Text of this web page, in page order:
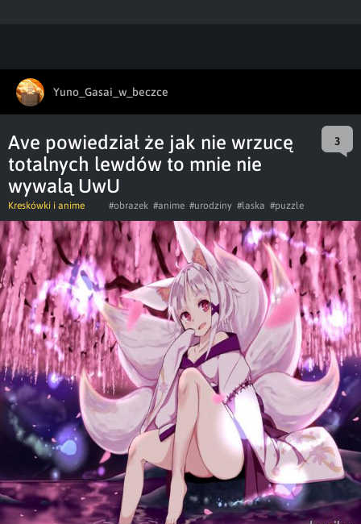
Yuno_Gasai_w_beczce
Ave powiedział że jak nie wrzucę
totalnych lewdów to mnie nie
wywalą UwU
3
Kreskówki i anime #obrazek #anime #urodziny #laska #puzzle